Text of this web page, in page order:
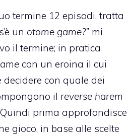
termine 12 episodi, tratta
un otome game?”mi
il termine; in pratica
con un eroina il cui
con quale dei
il reverse harem
prima approfondisce
gioco, in base alle scelte